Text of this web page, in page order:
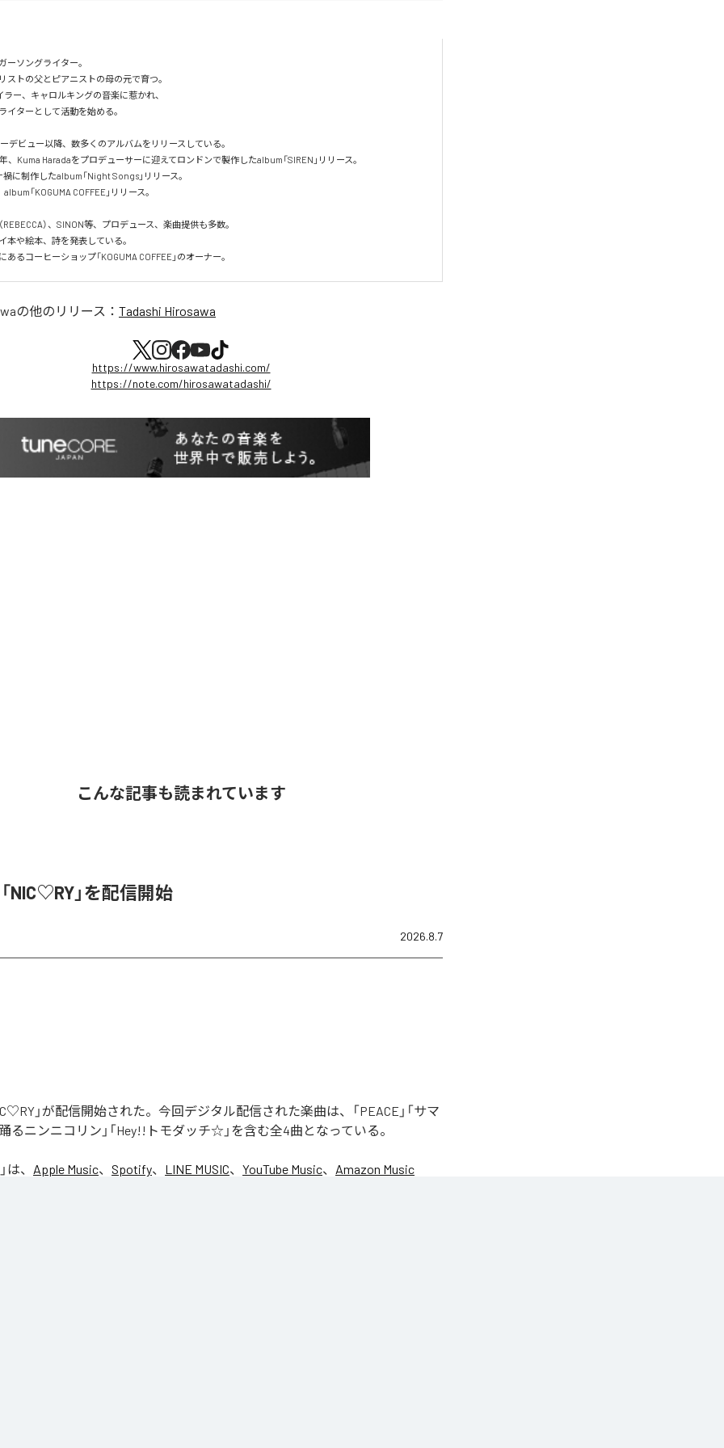
ーソングライター。
ストの父とピアニストの母の元で育つ。
ー、キャロルキングの音楽に惹かれ、
イターとして活動を始める。
デビュー以降、数多くのアルバムをリリースしている。
、Kuma Haradaをプロデューサーに迎えてロンドンで製作したalbum「SIREN」リリース。
に制作したalbum「Night Songs」リリース。
「KOGUMA COFFEE」リリース。
REBECCA）、SINON等、プロデュース、楽曲提供も多数。
本や絵本、詩を発表している。
るコーヒーショップ「KOGUMA COFFEE」のオーナー。
の他のリリース： Tadashi Hirosawa
https://www.hirosawatadashi.com/
https://note.com/hirosawatadashi/
こんな記事も読まれています
NIC♡RY」を配信開始
2026.8.7
」が配信開始された。今回デジタル配信された楽曲は、「PEACE」「サマ
るニンニコリン」「Hey!!トモダッチ☆」を含む全4曲となっている。
」は、 Apple Music、 Spotify、 LINE MUSIC、 YouTube Music、 Amazon Music